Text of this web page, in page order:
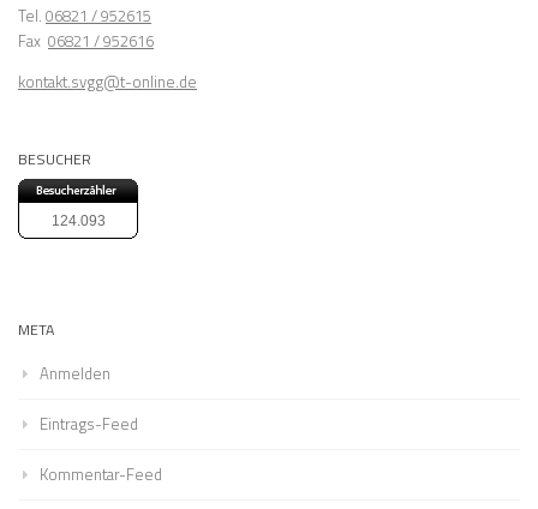
Tel. 06821 / 952615
Fax 06821 / 952616
kontakt.svgg@t-online.de
BESUCHER
124.093
META
Anmelden
Eintrags-Feed
Kommentar-Feed